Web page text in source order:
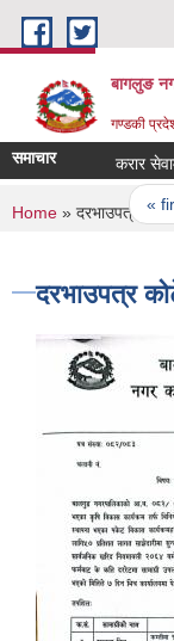
Skip to main content
बागलुङ
गण्डकी
समाचार करार
« first
You are
Home » दरभाउपत्र
दरभाउपत्र